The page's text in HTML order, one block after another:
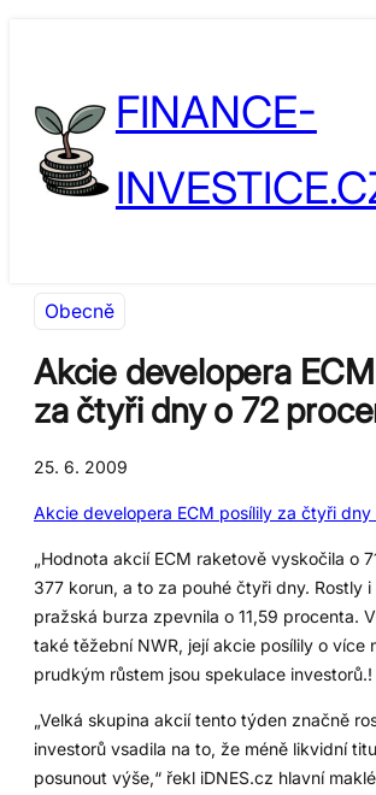
FINANCE-
Obecně
Akcie developera
za čtyři dny o 72
25. 6. 2009
Akcie developera ECM posílily za čtyři
„Hodnota akcií ECM raketově vyskočila o
377 korun, a to za pouhé čtyři dny. Rostly
pražská burza zpevnila o 11,59 procenta.
také těžební NWR, její akcie posílily o více
prudkým růstem jsou spekulace investorů.!
„Velká skupina akcií tento týden značně
investorů vsadila na to, že méně likvidní
posunout výše,“ řekl iDNES.cz hlavní